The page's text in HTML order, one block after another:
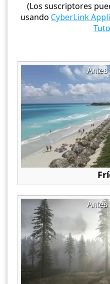
(Los suscriptores
usando CyberLink
Antes
Antes